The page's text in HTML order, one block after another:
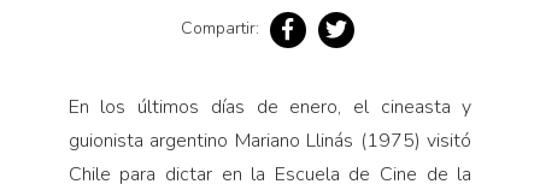
Compartir:
En los últimos días de enero, el cineasta y
guionista argentino Mariano Llinás (1975) visitó
Chile para dictar en la Escuela de Cine de la